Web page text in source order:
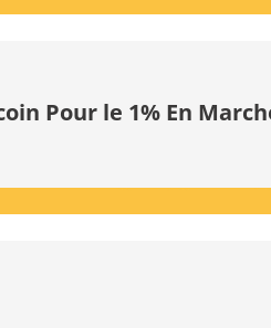
Pour le 1% En